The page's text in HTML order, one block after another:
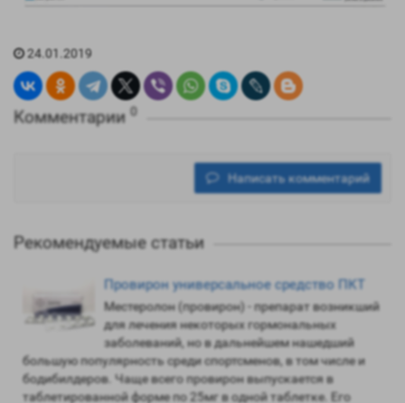
24.01.2019
Комментарии 0
Написать комментарий
Рекомендуемые статьи
Провирон универсальное средство ПКТ
Местеролон (провирон) - препарат возникший
для лечения некоторых гормональных
заболеваний, но в дальнейшем нашедший
большую популярность среди спортсменов, в том числе и
бодибилдеров. Чаще всего провирон выпускается в
таблетированной форме по 25мг в одной таблетке. Его